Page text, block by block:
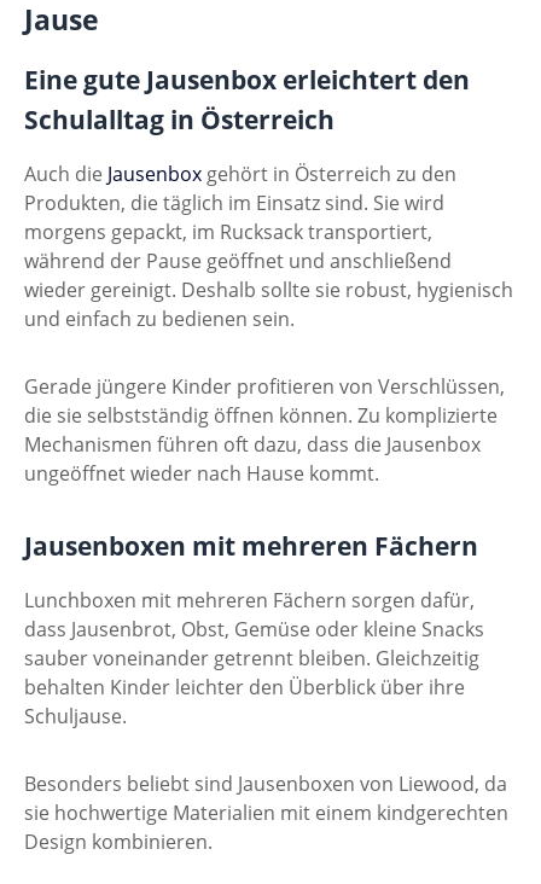
Jause
Eine gute Jausenbox erleichtert den
Schulalltag in Österreich
Auch die Jausenbox gehört in Österreich zu den
Produkten, die täglich im Einsatz sind. Sie wird
morgens gepackt, im Rucksack transportiert,
während der Pause geöffnet und anschließend
wieder gereinigt. Deshalb sollte sie robust, hygienisch
und einfach zu bedienen sein.
Gerade jüngere Kinder profitieren von Verschlüssen,
die sie selbstständig öffnen können. Zu komplizierte
Mechanismen führen oft dazu, dass die Jausenbox
ungeöffnet wieder nach Hause kommt.
Jausenboxen mit mehreren Fächern
Lunchboxen mit mehreren Fächern sorgen dafür,
dass Jausenbrot, Obst, Gemüse oder kleine Snacks
sauber voneinander getrennt bleiben. Gleichzeitig
behalten Kinder leichter den Überblick über ihre
Schuljause.
Besonders beliebt sind Jausenboxen von Liewood, da
sie hochwertige Materialien mit einem kindgerechten
Design kombinieren.